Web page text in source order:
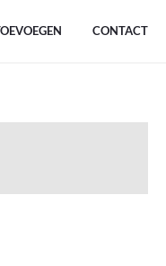
CONTACT